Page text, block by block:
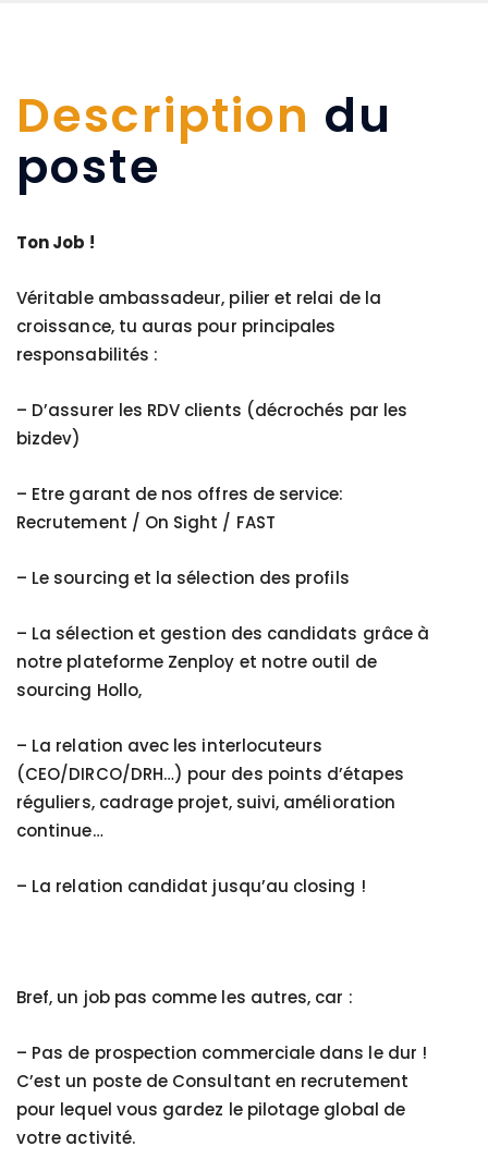
Description du
poste
Ton Job !
Véritable ambassadeur, pilier et relai de la
croissance, tu auras pour principales
responsabilités :
– D’assurer les RDV clients (décrochés par les
bizdev)
– Etre garant de nos offres de service:
Recrutement / On Sight / FAST
– Le sourcing et la sélection des profils
– La sélection et gestion des candidats grâce à
notre plateforme Zenploy et notre outil de
sourcing Hollo,
– La relation avec les interlocuteurs
(CEO/DIRCO/DRH…) pour des points d’étapes
réguliers, cadrage projet, suivi, amélioration
continue…
– La relation candidat jusqu’au closing !
Bref, un job pas comme les autres, car :
– Pas de prospection commerciale dans le dur !
C’est un poste de Consultant en recrutement
pour lequel vous gardez le pilotage global de
votre activité.